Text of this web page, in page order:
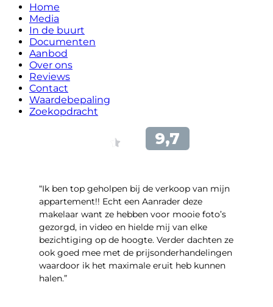
Home
Media
In de buurt
Documenten
Aanbod
Over ons
Reviews
Contact
Waardebepaling
Zoekopdracht
“Ik ben top geholpen bij de verkoop van mijn
appartement!! Echt een Aanrader deze
makelaar want ze hebben voor mooie foto’s
gezorgd, in video en hielde mij van elke
bezichtiging op de hoogte. Verder dachten ze
ook goed mee met de prijsonderhandelingen
waardoor ik het maximale eruit heb kunnen
halen.”